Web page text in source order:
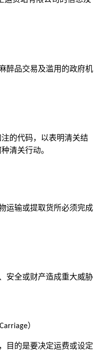
醉品交易及滥用的政府机
的代码，以表明清关结
清关行动。
运输或提取货所必须完成
安全或财产造成重大威胁
）
目的是要决定运费或设定